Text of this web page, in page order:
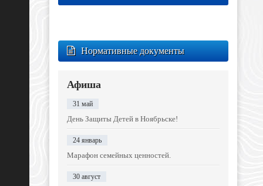
Нормативные документы
Афиша
31 май
День Защиты Детей в Ноябрьске!
24 январь
Марафон семейных ценностей.
30 август